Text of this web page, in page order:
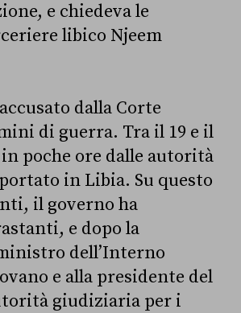
e chiedeva le
libico Njeem
dalla Corte
di guerra. Tra il 19 e il
poche ore dalle autorità
in Libia. Su questo
il governo ha
e dopo la
dell’Interno
e alla presidente del
giudiziaria per i